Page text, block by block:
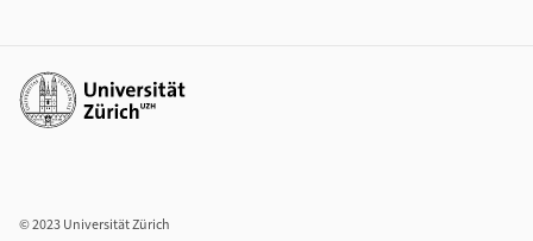
Weiterführende Links
© 2023 Universität Zürich